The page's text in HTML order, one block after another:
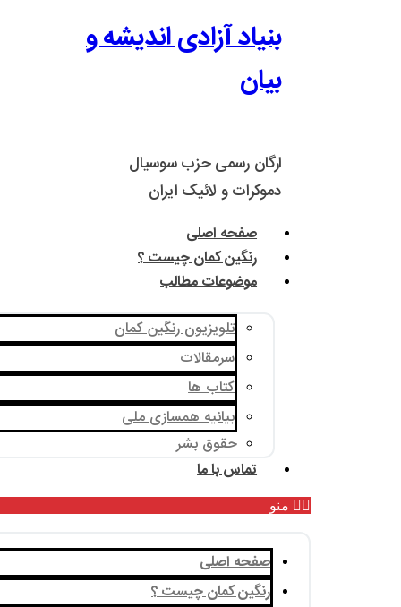
بنیاد آزادی اندیشه و
بیان
ارگان رسمی حزب سوسیال
دموکرات و لائیک ایران
صفحه اصلی
رنگین کمان چیست ؟
موضوعات مطالب
تلویزیون رنگین کمان
سرمقالات
کتاب ها
بیانیه همسازی ملی
حقوق بشر
تماس با ما
منو
صفحه اصلی
رنگین کمان چیست ؟